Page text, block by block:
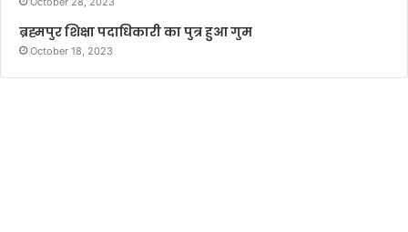
ब्रह्मपुर शिक्षा पदाधिकारी का पुत्र हुआ गुम
October 18, 2023